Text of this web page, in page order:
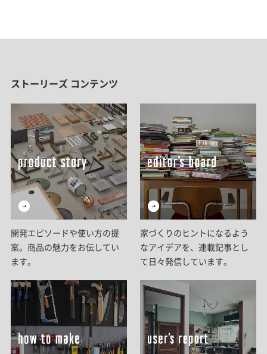
ストーリーズ コンテンツ
開発エピソードや使い方の提
案。商品の魅力をお伝してい
ます。
家づくりのヒントになるよう
なアイデアを、連載記事とし
て日々発信しています。